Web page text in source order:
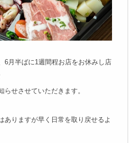
6月半ばに1週間程お店をお休みし店
らせさせていただきます。
ありますが早く日常を取り戻せるよ